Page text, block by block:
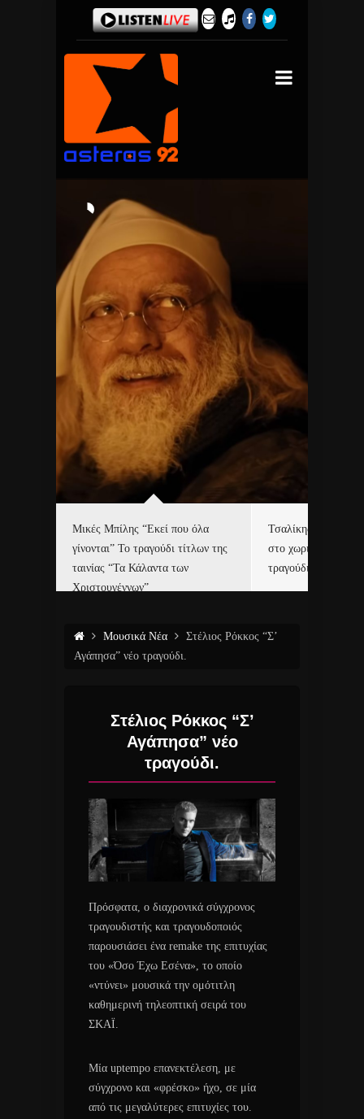
Μικές Μπίλης “Εκεί που όλα
γίνονται” Το τραγούδι τίτλων της
ταινίας “Τα Κάλαντα των
Χριστουγέννων”
Τσαλίκης,
στο χωριό του Άι
τραγούδι και video
Μουσικά Νέα
Στέλιος Ρόκκος “Σ’
Αγάπησα” νέο τραγούδι.
Στέλιος Ρόκκος “Σ’
Αγάπησα” νέο
τραγούδι.
Πρόσφατα, ο διαχρονικά σύγχρονος
τραγουδιστής και τραγουδοποιός
παρουσιάσει ένα remake της επιτυχίας
του «Όσο Έχω Εσένα», το οποίο
«ντύνει» μουσικά την ομότιτλη
καθημερινή τηλεοπτική σειρά του
ΣΚΑΪ.
Μία uptempo επανεκτέλεση, με
σύγχρονο και «φρέσκο» ήχο, σε μία
από τις μεγαλύτερες επιτυχίες του.